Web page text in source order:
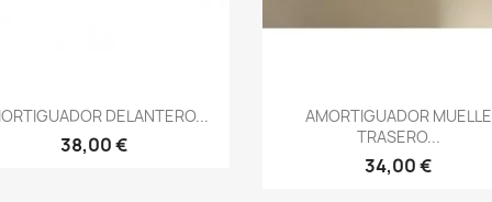
 Vista rápida
DELANTERO...
38,00 €
Vista rápida
AMORTIGUADOR MUELLE
TRASERO...
34,00 €